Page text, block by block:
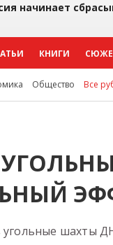
начинает
КНИГИ
Общество Все
шахты